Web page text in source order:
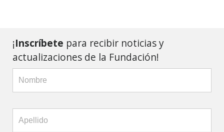
¡Inscríbete para recibir noticias y
actualizaciones de la Fundación!